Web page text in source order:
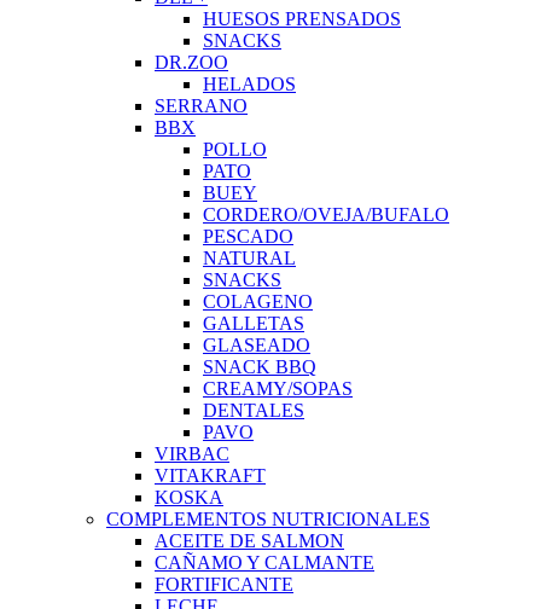
HUESOS PRENSADOS
SNACKS
DR.ZOO
HELADOS
SERRANO
BBX
POLLO
PATO
BUEY
CORDERO/OVEJA/BUFALO
PESCADO
NATURAL
SNACKS
COLAGENO
GALLETAS
GLASEADO
SNACK BBQ
CREAMY/SOPAS
DENTALES
PAVO
VIRBAC
VITAKRAFT
KOSKA
COMPLEMENTOS NUTRICIONALES
ACEITE DE SALMON
CAÑAMO Y CALMANTE
FORTIFICANTE